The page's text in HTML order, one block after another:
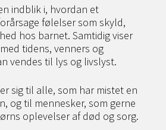
indblik i, hvordan et
følelser som skyld,
hos barnet. Samtidig viser
tidens, venners og
vendes til lys og livslyst.
sig til alle, som har mistet en
og til mennesker, som gerne
oplevelser af død og sorg.